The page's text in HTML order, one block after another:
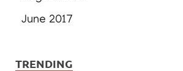
June 2017
TRENDING